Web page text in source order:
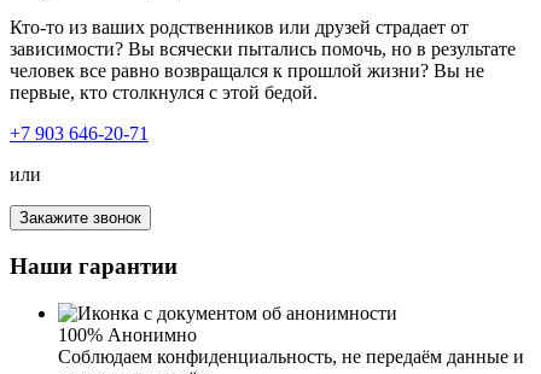
Кто-то из ваших родственников или друзей страдает от
зависимости? Вы всячески пытались помочь, но в результате
человек все равно возвращался к прошлой жизни? Вы не
первые, кто столкнулся с этой бедой.
+7 903 646-20-71
или
Закажите звонок
Наши гарантии
100% Анонимно
Соблюдаем конфиденциальность, не передаём данные и